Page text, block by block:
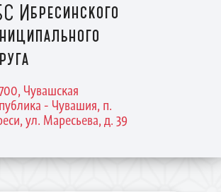
Ибресинского
Чувашская
- Чувашия, п.
ул. Маресьева, д. 39